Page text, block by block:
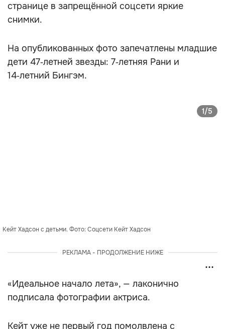
странице в запрещённой соцсети яркие
снимки.
На опубликованных фото запечатлены младшие
дети 47‑летней звезды: 7‑летняя Рани и
14‑летний Бингэм.
Кейт Хадсон с детьми. Фото: Соцсети Кейт Хадсон
1/5
РЕКЛАМА - ПРОДОЛЖЕНИЕ НИЖЕ
«Идеальное начало лета», — лаконично
подписала фотографии актриса.
Кейт уже не первый год помолвлена с